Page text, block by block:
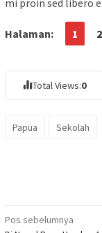
Halaman: 1 2
Total Views:0
Papua Sekolah
Navigasi
Pos sebelumnya